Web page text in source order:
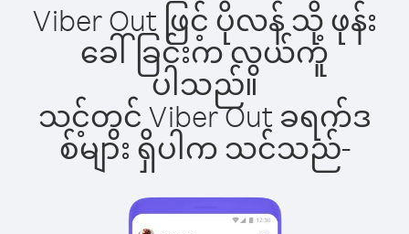
Viber Out ဖြင့် ပိုလန် သို့ ဖုန်း
ခေါ်ခြင်းက လွယ်ကူ
ပါသည်။
သင့်တွင် Viber Out ခရက်ဒ
စ်များ ရှိပါက သင်သည်-